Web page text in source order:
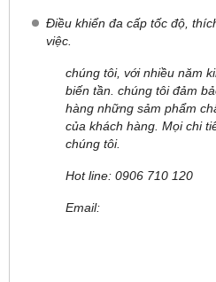
Điều khiển đa cấp tốc độ,
việc.
chúng tôi, với nhiều năm
biến tần. chúng tôi đảm
hàng những sảm phẩm
của khách hàng. Mọi chi
chúng tôi.
Hot line: 0906 710 120
Email: